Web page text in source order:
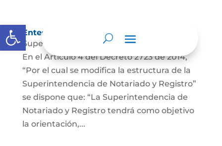
Abrir barra de herramientas
Entes y autoridades que lo vigilan
Superintendencia de Notariado y Registro
En el Artículo 4 del Decreto 2723 de 2014,
“Por el cual se modifica la estructura de la
Superintendencia de Notariado y Registro”
se dispone que: “La Superintendencia de
Notariado y Registro tendrá como objetivo
la orientación,...